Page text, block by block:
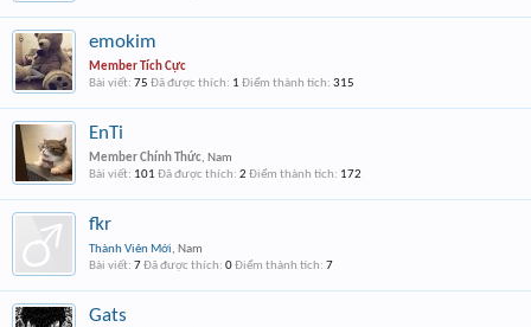
emokim
Member Tích Cực
Bài viết: 75 Đã được thích: 1 Điểm thành tích: 315
EnTi
Member Chính Thức, Nam
Bài viết: 101 Đã được thích: 2 Điểm thành tích: 172
fkr
Thành Viên Mới, Nam
Bài viết: 7Đã được thích: 0Điểm thành tích: 7
Gats